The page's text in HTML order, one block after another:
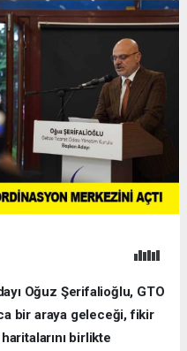
Oğuz Şerifalioğlu, GTO
bir araya geleceği, fikir
birlikte